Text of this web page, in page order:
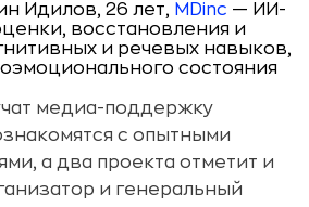
Идилов, 26 лет, MDinc — ИИ-
восстановления и
и речевых навыков,
состояния
медиа-поддержку
с опытными
а два проекта отметит и
и генеральный